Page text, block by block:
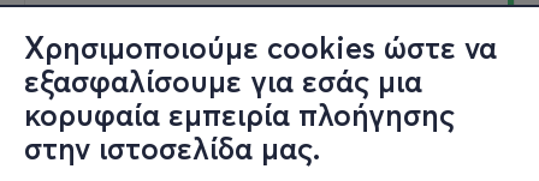
Χρησιμοποιούμε cookies ώστε να
εξασφαλίσουμε για εσάς μια
κορυφαία εμπειρία πλοήγησης
στην ιστοσελίδα μας.
Εισιτήρια